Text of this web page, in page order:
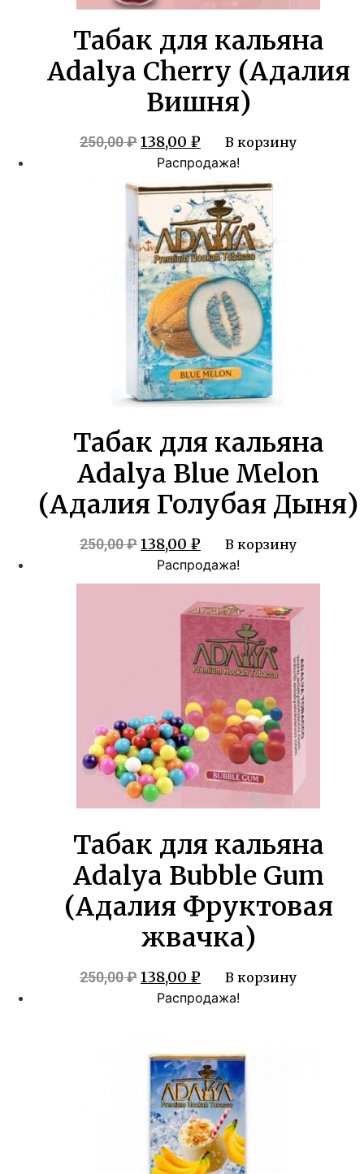
Табак для кальяна
Adalya Cherry (Адалия
Вишня)
250,00₽Первоначальная
цена
составляла
250,00 ₽.
138,00 ₽ Текущая
цена:
138,00 ₽.
В корзину
Распродажа!
Табак для кальяна
Adalya Blue Melon
(Адалия Голубая Дыня)
250,00₽Первоначальная
цена
составляла
250,00 ₽.
138,00 ₽ Текущая
цена:
138,00 ₽.
В корзину
Распродажа!
Табак для кальяна
Adalya Bubble Gum
(Адалия Фруктовая
жвачка)
250,00₽Первоначальная
цена
138,00 ₽ Текущая
цена:
В корзину
Распродажа!